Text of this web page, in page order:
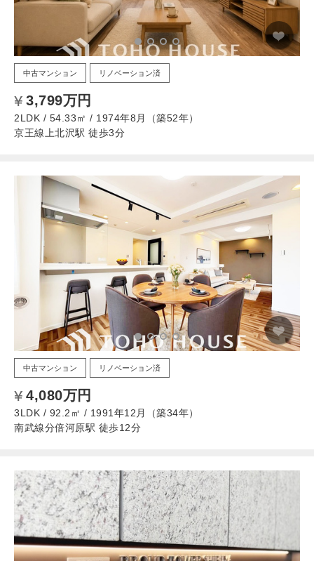
中古マンション リノベーション済
3,799万円
2LDK / 54.33㎡ / 1974年8月（築52年）
京王線上北沢駅 徒歩3分
中古マンション リノベーション済
4,080万円
3LDK / 92.2㎡ / 1991年12月（築34年）
南武線分倍河原駅 徒歩12分